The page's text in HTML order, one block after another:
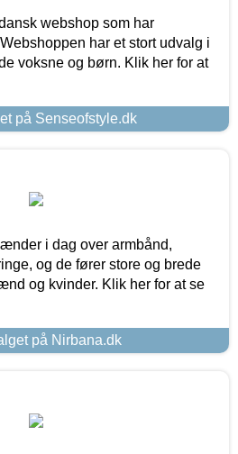
webshop som har
har et stort udvalg i
voksne og børn. Klik her for at
på Senseofstyle.dk
i dag over armbånd,
og de fører store og brede
og kvinder. Klik her for at se
på Nirbana.dk